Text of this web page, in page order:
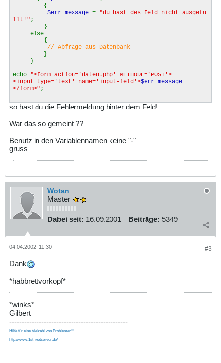
{
$err_message = "du hast des Feld nicht ausgefü
llt!" ;
}
else
{
// Abfrage aus Datenbank
}
}
echo "<form action='daten.php' METHODE='POST'>
<input type='text' name='input-feld'>$err_message
</form>" ;
so hast du die Fehlermeldung hinter dem Feld!
War das so gemeint ??
Benutz in den Variablennamen keine "-"
gruss
Wotan
Master
Dabei seit: 16.09.2001 Beiträge: 5349
#3
04.04.2002, 11:30
Dank
*habbrettvorkopf*
*winks*
Gilbert
------------------------------------------------
Hilfe für eine Vielzahl von Problemen!!!
http://www.1st-rootserver.de/